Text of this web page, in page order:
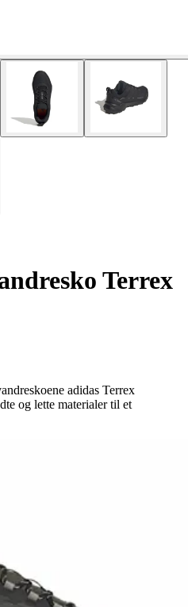
Terrex
adidas Terrex
og lette materialer til et